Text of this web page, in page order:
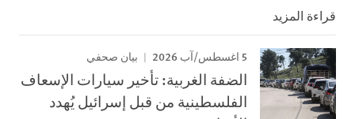
قراءة المزيد
5 اغسطس/آب 2026 بيان صحفي
الضفة الغربية: تأخير سيارات الإسعاف
الفلسطينية من قبل إسرائيل يُهدد